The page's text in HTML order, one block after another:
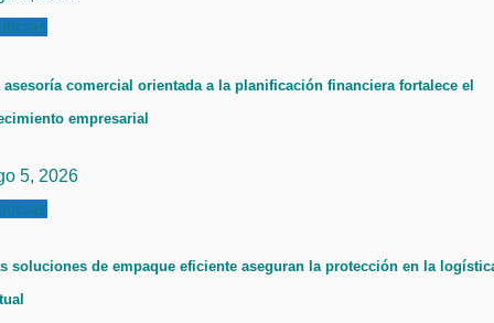
asesoría comercial orientada a la planificación financiera fortalece el
empresarial
5, 2026
soluciones de empaque eficiente aseguran la protección en la